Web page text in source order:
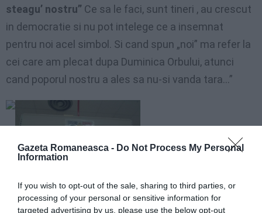
Gazeta Romaneasca - Do Not Process My Personal
Information
If you wish to opt-out of the sale, sharing to third parties, or
processing of your personal or sensitive information for
targeted advertising by us, please use the below opt-out
steagu’ nostru” Ce sa le faci, sunt tineri , au crescut
in democratie si nu pot intelege ce a insemnat
pentru noi acel simbol. Si cand spun „noi” ma refer la
cei care am plecat dupa Duminica Orbului, atunci
cand poporul nostru a ales sa nu-si vanda tara…”